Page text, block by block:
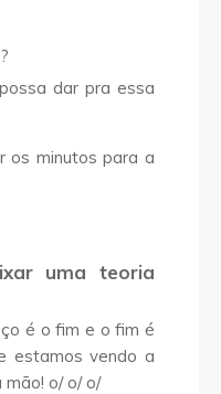
dar pra essa
os minutos para a
uma teoria
é o fim e o fim é
estamos vendo a
o/ o/ o/